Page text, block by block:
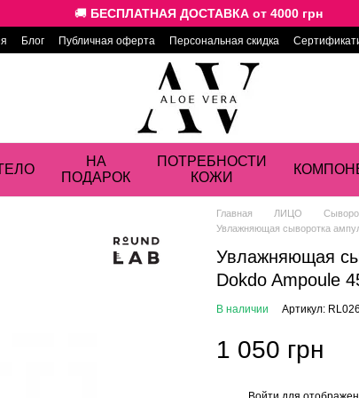
🚚 БЕСПЛАТНАЯ ДОСТАВКА от 4000 грн
Блог Публичная оферта Персональная скидка
НА
ПОДАРОК
ПОТРЕБНОСТИ
КОЖИ
Главная ЛИЦО
Увлажняющая сыворотка
Увлажняющая
Dokdo Ampoule
В наличии Артикул:
1 050 грн